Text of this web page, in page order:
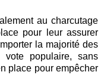
au charcutage
pour leur assurer
la majorité des
vote populaire, sans
place pour empêcher